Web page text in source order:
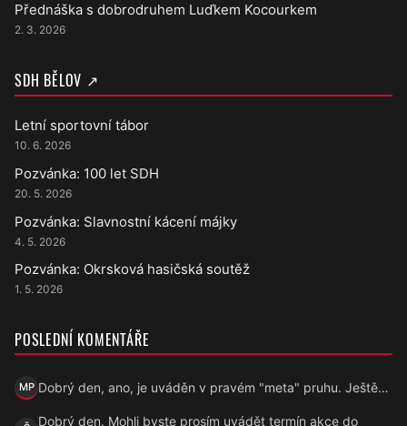
Přednáška s dobrodruhem Luďkem Kocourkem
2. 3. 2026
SDH BĚLOV ↗
Letní sportovní tábor
10. 6. 2026
Pozvánka: 100 let SDH
20. 5. 2026
Pozvánka: Slavnostní kácení májky
4. 5. 2026
Pozvánka: Okrsková hasičská soutěž
1. 5. 2026
POSLEDNÍ KOMENTÁŘE
MPMarek Přecechtěl
Dobrý den, ano, je uváděn v pravém "meta" pruhu. Ještě…
Dobrý den. Mohli byste prosím uvádět termín akce do